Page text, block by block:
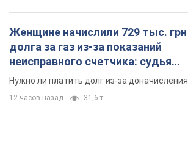
Женщине начислили 729 тыс. грн
долга за газ из-за показаний
неисправного счетчика: судья
вынес неожиданное решение
Нужно ли платить долг из-за доначисления
12 часов назад 31,6 т.